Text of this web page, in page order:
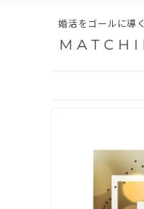
婚活をゴールに導く